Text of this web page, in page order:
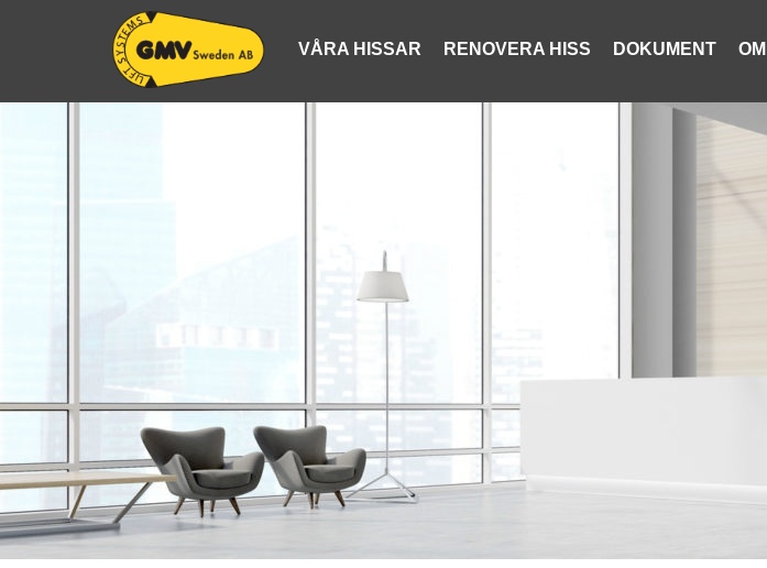
VÅRA HISSAR RENOVERA HISS DOKUMENT